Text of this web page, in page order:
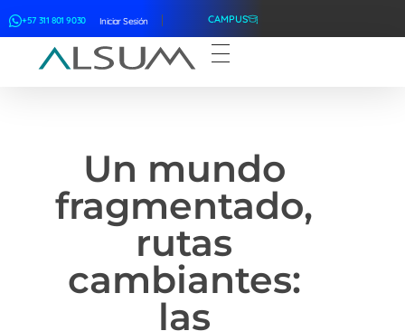
+57 311 801 9030 Iniciar Sesión CAMPUS
Un mundo
fragmentado,
rutas
cambiantes:
las